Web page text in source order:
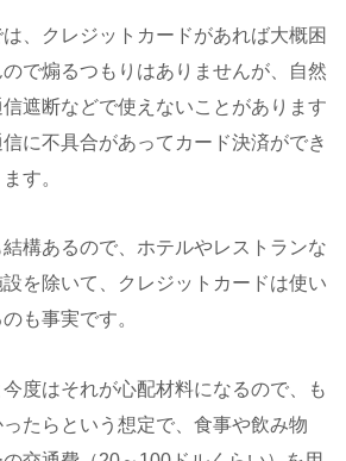
、クレジットカードがあれば大概困
で煽るつもりはありませんが、自然
遮断などで使えないことがあります
に不具合があってカード決済ができ
す。
構あるので、ホテルやレストランな
を除いて、クレジットカードは使い
も事実です。
度はそれが心配材料になるので、も
たらという想定で、食事や飲み物